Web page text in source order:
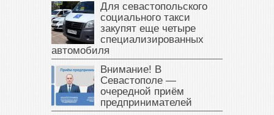
Для севастопольского
социального такси
закупят еще четыре
специализированных
автомобиля
Внимание! В
Севастополе —
очередной приём
предпринимателей